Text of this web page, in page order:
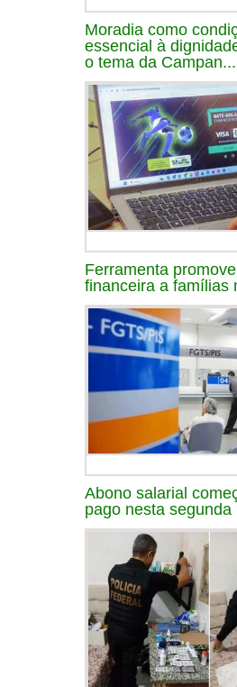
Moradia como
essencial à
o tema da Campan...
Ferramenta
financeira a famílias
Abono salarial
pago nesta segunda